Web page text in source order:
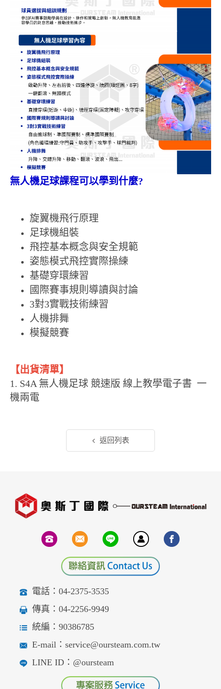
無人機足球課程可以學到什麼?
旋翼機飛行原理
足球機組裝
飛控基本概念與安全規範
姿態模式飛控實際操練
基礎穿環練習
國際賽事規則導讀與討論
3對3實戰技術練習
人機排舞
模擬競賽
【出貨清單】
1. S4A 無人機足球 競速版 線上教學電子書 一
機兩電
返回列表
電話：04-2375-3535
傳真：04-2256-9949
統編：90386785
E-mail：service@oursteam.com.tw
LINE ID：@oursteam